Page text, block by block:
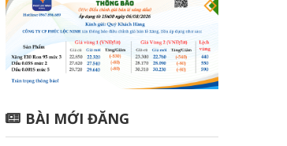
BÀI MỚI ĐĂNG